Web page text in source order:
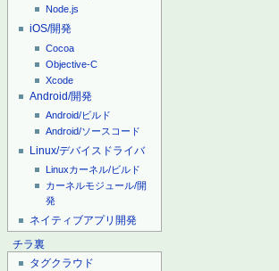
Node.js
iOS/開発
Cocoa
Objective-C
Xcode
Android/開発
Android/ビルド
Android/ソースコード
Linux/デバイスドライバ
Linuxカーネル/ビルド
カーネルモジュール/開
発
ネイティブアプリ開発
チラ裏
タグクラウド